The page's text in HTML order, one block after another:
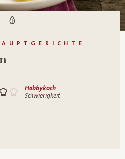
Hobbykoch
Schwierigkeit